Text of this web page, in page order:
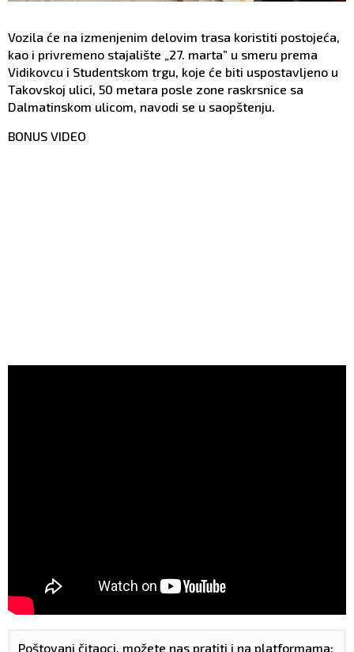
Vozila će na izmenjenim delovim trasa koristiti postojeća,
kao i privremeno stajalište „27. marta” u smeru prema
Vidikovcu i Studentskom trgu, koje će biti uspostavljeno u
Takovskoj ulici, 50 metara posle zone raskrsnice sa
Dalmatinskom ulicom, navodi se u saopštenju.
BONUS VIDEO
Poštovani čitaoci, možete nas pratiti i na platformama: